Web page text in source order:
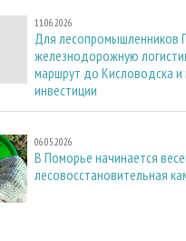
11.06.2026
Для лесопромышленников
железнодорожную
маршрут до Кисловодска
инвестиции
06.05.2026
В Поморье начинается
лесовосстановительная